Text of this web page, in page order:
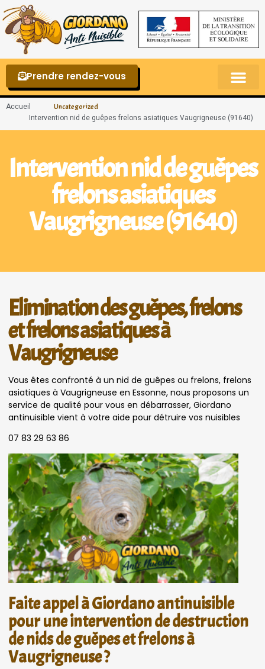
Prendre rendez-vous
Accueil Uncategorized
Intervention nid de guêpes frelons asiatiques Vaugrigneuse (91640)
Intervention nid de guêpes
frelons asiatiques
Vaugrigneuse (91640)
Elimination des guêpes, frelons
et frelons asiatiques à
Vaugrigneuse
Vous êtes confronté à un nid de guêpes ou frelons, frelons
asiatiques à Vaugrigneuse en Essonne, nous proposons un
service de qualité pour vous en débarrasser, Giordano
antinuisible vient à votre aide pour détruire vos nuisibles
07 83 29 63 86
Faite appel à Giordano antinuisible
pour une intervention de destruction
de nids de guêpes et frelons à
Vaugrigneuse ?